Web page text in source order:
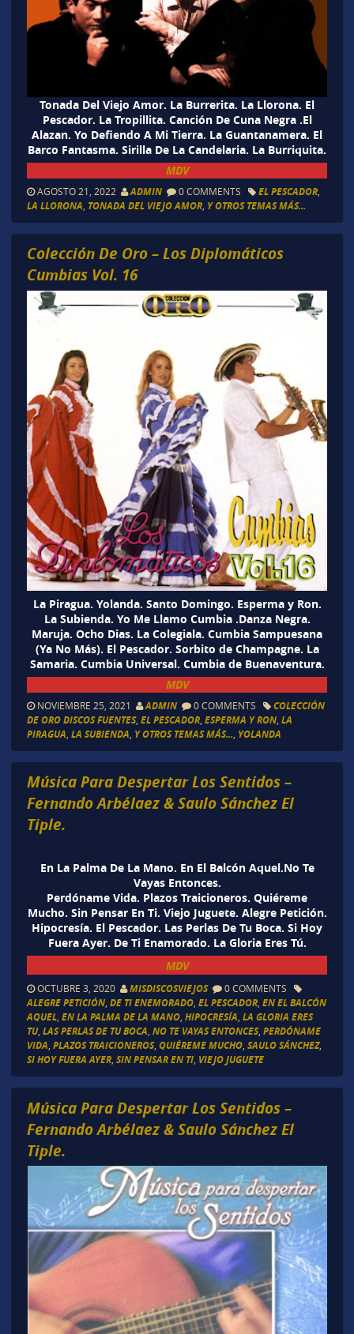
Tonada Del Viejo Amor. La Burrerita. La Llorona. El
Pescador. La Tropillita. Canción De Cuna Negra .El
Alazan. Yo Defiendo A Mi Tierra. La Guantanamera. El
Barco Fantasma. Sirilla De La Candelaria. La Burriquita.
MDV
AGOSTO 21, 2022 ADMIN 0 COMMENTS EL PESCADOR,
LA LLORONA TONADA DEL VIEJO AMOR, Y OTROS TEMAS MÁS...
Colección De Oro – Los Diplomáticos
Cumbias Vol. 16
La Piragua. Yolanda. Santo Domingo. Esperma y Ron.
La Subienda. Yo Me Llamo Cumbia .Danza Negra.
Maruja. Ocho Dias. La Colegiala. Cumbia Sampuesana
(Ya No Más). El Pescador. Sorbito de Champagne. La
Samaria. Cumbia Universal. Cumbia de Buenaventura.
MDV
NOVIEMBRE 25, 2021 ADMIN 0 COMMENTS
COLECCIÓN
DE ORO DISCOS FUENTES, EL PESCADOR, ESPERMA Y RON, LA
PIRAGUA LA SUBIENDA Y OTROS TEMAS MÁS... YOLANDA
Música Para Despertar Los Sentidos –
Fernando Arbélaez & Saulo Sánchez El
Tiple.
En La Palma De La Mano. En El Balcón Aquel.No Te
Vayas Entonces.
Perdóname Vida. Plazos Traicioneros. Quiéreme
Mucho. Sin Pensar En Ti. Viejo Juguete. Alegre Petición.
Hipocresía. El Pescador. Las Perlas De Tu Boca. Si Hoy
Fuera Ayer. De Ti Enamorado. La Gloria Eres Tú.
MDV
OCTUBRE 3, 2020 MISDISCOSVIEJOS 0 COMMENTS
ALEGRE PETICIÓN, DE TI ENEMORADO, EL PESCADOR, EN EL BALCÓN
AQUEL, EN LA PALMA DE LA MANO, HIPOCRESÍA LA GLORIA ERES
TU, LAS PERLAS DE TU BOCA NO TE VAYAS ENTONCES, PERDÓNAME
VIDA PLAZOS TRAICIONEROS, QUIÉREME MUCHO, SAULO SÁNCHEZ,
SI HOY FUERA AYER, SIN PENSAR EN TI, VIEJO JUGUETE
Música Para Despertar Los Sentidos –
Fernando Arbélaez & Saulo Sánchez El
Tiple.